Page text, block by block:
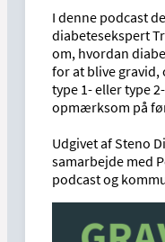
I denne podcast
diabetesekspert
om, hvordan
for at blive gravid,
type 1- eller type
opmærksom på
Udgivet af Steno
samarbejde med
podcast og